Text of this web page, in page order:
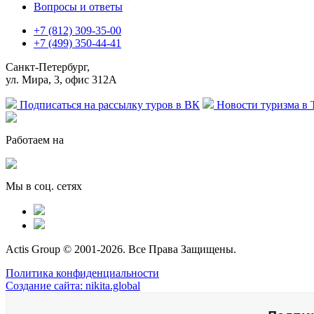
Вопросы и ответы
+7 (812) 309-35-00
+7 (499) 350-44-41
Санкт-Петербург,
ул. Мира, 3, офис 312А
Подписаться на рассылку туров в ВК Новости туризма в
Работаем на
Мы в соц. сетях
Actis Group © 2001-2026. Все Права Защищены.
Политика конфиденциальности
Создание сайта: nikita.global